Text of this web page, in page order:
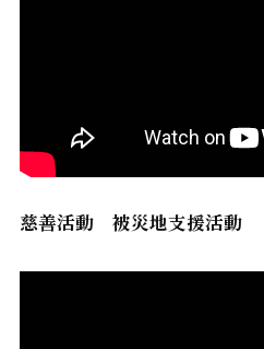
慈善活動 被災地支援活動